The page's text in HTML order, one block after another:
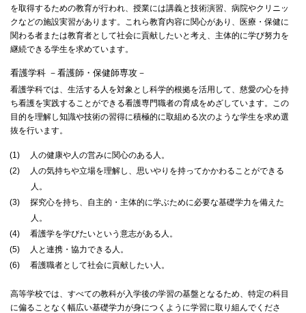
を取得するための教育が行われ、授業には講義と技術演習、病院やクリニッ
クなどの施設実習があります。これら教育内容に関心があり、医療・保健に
関わる者または教育者として社会に貢献したいと考え、主体的に学び努力を
継続できる学生を求めています。
看護学科 －看護師・保健師専攻－
看護学科では、生活する人を対象とし科学的根拠を活用して、慈愛の心を持
ち看護を実践することができる看護専門職者の育成をめざしています。この
目的を理解し知識や技術の習得に積極的に取組める次のような学生を求め選
抜を行います。
(1)
人の健康や人の営みに関心のある人。
(2)
人の気持ちや立場を理解し、思いやりを持ってかかわることができる
人。
(3)
探究心を持ち、自主的・主体的に学ぶために必要な基礎学力を備えた
人。
(4)
看護学を学びたいという意志がある人。
(5)
人と連携・協力できる人。
(6)
看護職者として社会に貢献したい人。
高等学校では、すべての教科が入学後の学習の基盤となるため、特定の科目
に偏ることなく幅広い基礎学力が身につくように学習に取り組んでくださ